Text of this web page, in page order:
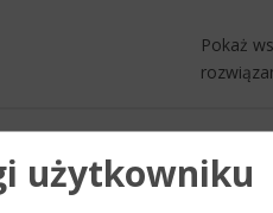
Pokaż
Digitalizer OCRdo
użytkowniku